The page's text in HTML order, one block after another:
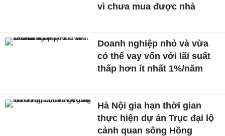
vì chưa mua được nhà
Doanh nghiệp nhỏ và vừa
có thể vay vốn với lãi suất
thấp hơn ít nhất 1%/năm
Hà Nội gia hạn thời gian
thực hiện dự án Trục đại lộ
cảnh quan sông Hồng